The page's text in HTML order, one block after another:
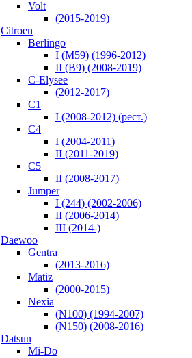
Volt
(2015-2019)
Citroen
Berlingo
I (M59) (1996-2012)
II (B9) (2008-2019)
C-Elysee
(2012-2017)
C1
I (2008-2012) (рест.)
C4
I (2004-2011)
II (2011-2019)
C5
II (2008-2017)
Jumper
I (244) (2002-2006)
II (2006-2014)
III (2014-)
Daewoo
Gentra
(2013-2016)
Matiz
(2000-2015)
Nexia
(N100) (1994-2007)
(N150) (2008-2016)
Datsun
Mi-Do